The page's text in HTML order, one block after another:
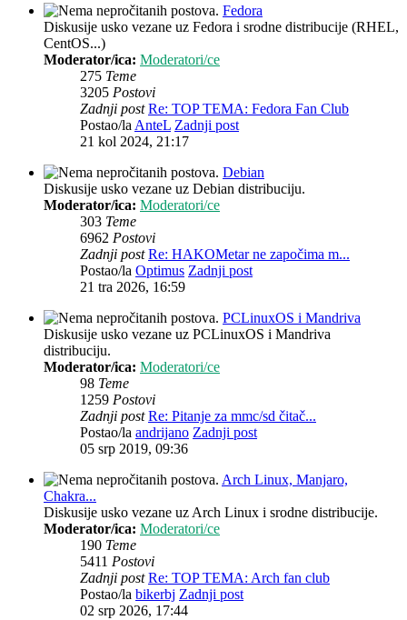
Fedora
Diskusije usko vezane uz Fedora i srodne distribucije (RHEL,
CentOS...)
Moderator/ica: Moderatori/ce
275 Teme
3205 Postovi
Zadnji post Re: TOP TEMA: Fedora Fan Club
Postao/laAnteL Zadnji post
21 kol 2024, 21:17
Debian
Diskusije usko vezane uz Debian distribuciju.
Moderator/ica: Moderatori/ce
303 Teme
6962 Postovi
Zadnji post Re: HAKOMetar ne započima m...
Postao/la Optimus Zadnji post
21 tra 2026, 16:59
PCLinuxOS i Mandriva
Diskusije usko vezane uz PCLinuxOS i Mandriva
distribuciju.
Moderator/ica: Moderatori/ce
98 Teme
1259 Postovi
Zadnji post Re: Pitanje za mmc/sd čitač...
Postao/la andrijano Zadnji post
05 srp 2019, 09:36
Arch Linux, Manjaro,
Chakra...
Diskusije usko vezane uz Arch Linux i srodne distribucije.
Moderator/ica: Moderatori/ce
190 Teme
5411 Postovi
Zadnji post Re: TOP TEMA: Arch fan club
Postao/la bikerbj Zadnji post
02 srp 2026, 17:44